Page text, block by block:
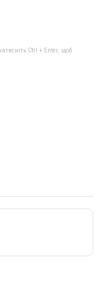
Ctrl + Enter, щоб